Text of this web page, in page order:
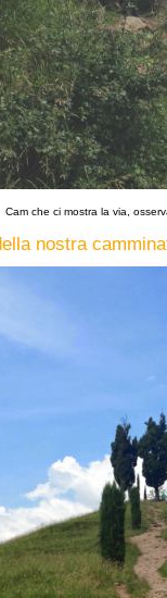
Cam che ci mostra la via,
nostra